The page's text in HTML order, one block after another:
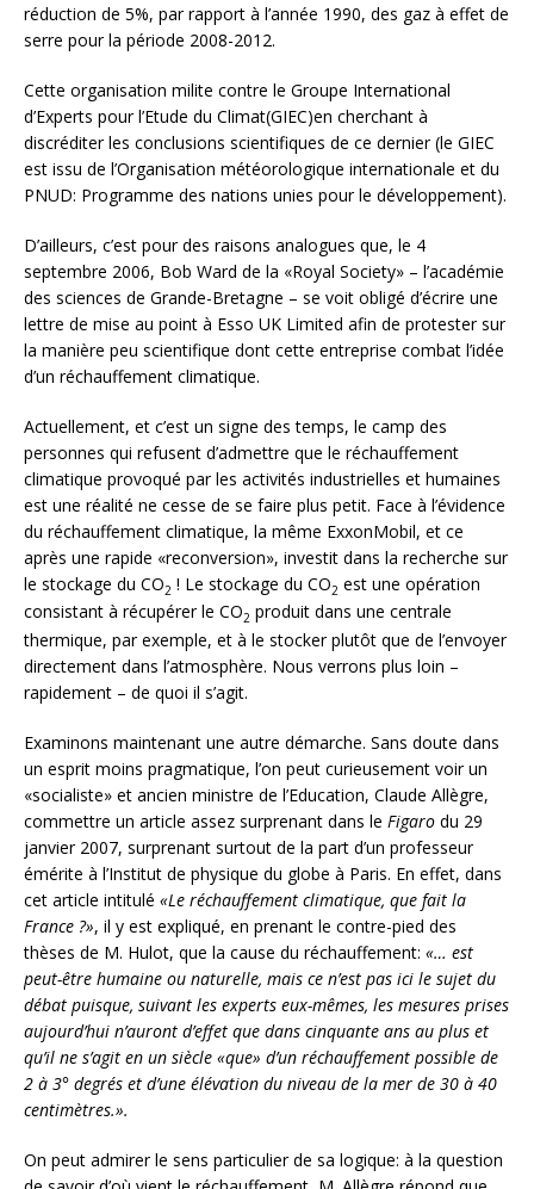
réduction de 5%, par rapport à l’année 1990, des gaz à effet de
serre pour la période 2008-2012.
Cette organisation milite contre le Groupe International
d’Experts pour l’Etude du Climat(GIEC)en cherchant à
discréditer les conclusions scientifiques de ce dernier (le GIEC
est issu de l’Organisation météorologique internationale et du
PNUD: Programme des nations unies pour le développement).
D’ailleurs, c’est pour des raisons analogues que, le 4
septembre 2006, Bob Ward de la «Royal Society» – l’académie
des sciences de Grande-Bretagne – se voit obligé d’écrire une
lettre de mise au point à Esso UK Limited afin de protester sur
la manière peu scientifique dont cette entreprise combat l’idée
d’un réchauffement climatique.
Actuellement, et c’est un signe des temps, le camp des
personnes qui refusent d’admettre que le réchauffement
climatique provoqué par les activités industrielles et humaines
est une réalité ne cesse de se faire plus petit. Face à l’évidence
du réchauffement climatique, la même ExxonMobil, et ce
après une rapide «reconversion», investit dans la recherche sur
le stockage du CO2 ! Le stockage du CO2 est une opération
consistant à récupérer le CO2 produit dans une centrale
thermique, par exemple, et à le stocker plutôt que de l’envoyer
directement dans l’atmosphère. Nous verrons plus loin –
rapidement – de quoi il s’agit.
Examinons maintenant une autre démarche. Sans doute dans
un esprit moins pragmatique, l’on peut curieusement voir un
«socialiste» et ancien ministre de l’Education, Claude Allègre,
commettre un article assez surprenant dans le Figaro du 29
janvier 2007, surprenant surtout de la part d’un professeur
émérite à l’Institut de physique du globe à Paris. En effet, dans
cet article intitulé «Le réchauffement climatique, que fait la
France ?», il y est expliqué, en prenant le contre-pied des
thèses de M. Hulot, que la cause du réchauffement: «… est
peut-être humaine ou naturelle, mais ce n’est pas ici le sujet du
débat puisque, suivant les experts eux-mêmes, les mesures prises
aujourd’hui n’auront d’effet que dans cinquante ans au plus et
qu’il ne s’agit en un siècle «que» d’un réchauffement possible de
2 à 3° degrés et d’une élévation du niveau de la mer de 30 à 40
centimètres.».
On peut admirer le sens particulier de sa logique: à la question